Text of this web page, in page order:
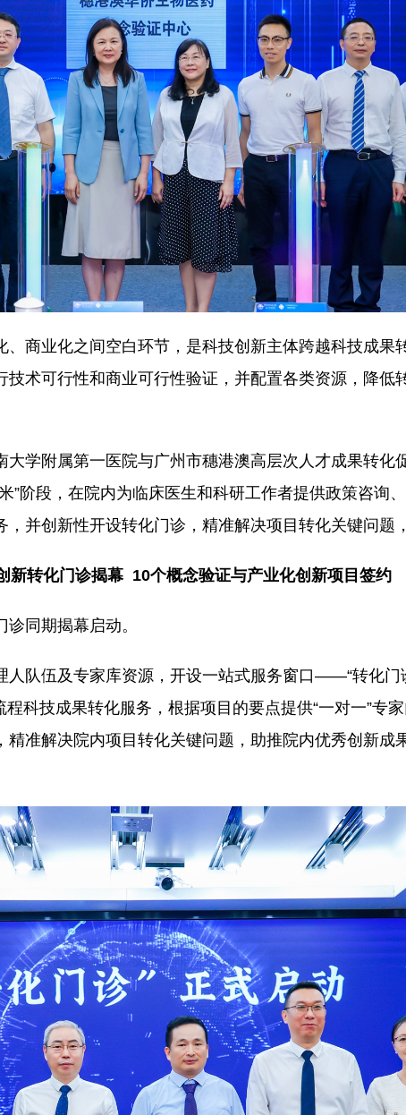
商业化之间空白环节，是科技创新主体跨越科技成果
术可行性和商业可行性验证，并配置各类资源，降低
学附属第一医院与广州市穗港澳高层次人才成果转化
”阶段，在院内为临床医生和科研工作者提供政策咨询
并创新性开设转化门诊，精准解决项目转化关键问题
新转化门诊揭幕 10个概念验证与产业化创新项目签约
同期揭幕启动。
人队伍及专家库资源，开设一站式服务窗口——“转化门
科技成果转化服务，根据项目的要点提供“一对一”专
准解决院内项目转化关键问题，助推院内优秀创新成